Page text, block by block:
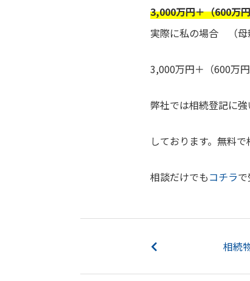
3,000万円＋（600万
実際に私の場合 （母
3,000万円＋（600万
弊社では相続登記に
しております。無料で
相談だけでもコチラ
相続